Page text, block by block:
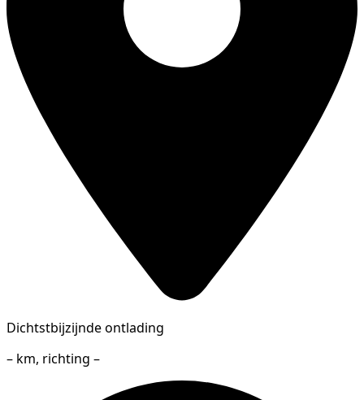
Dichtstbijzijnde ontlading
– km, richting –